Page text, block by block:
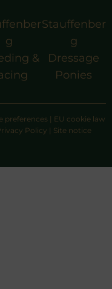
g
&
Stauffenber
g
Dressage
Ponies
preferences | EU cookie law
Policy | Site notice